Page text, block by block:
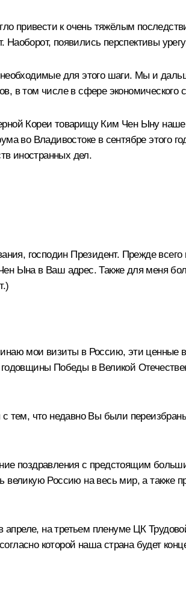
привести к очень тяжёлым
Наоборот, появились перспективы
для этого шаги. Мы и
в том числе в сфере экономического
Кореи товарищу Ким Чен Ыну
во Владивостоке в сентябре этого
иностранных дел.
господин Президент. Прежде всего
Ына в Ваш адрес. Также для меня
мои визиты в Россию, эти ценные
Победы в Великой
тем, что недавно Вы были
поздравления с предстоящим
Россию на весь мир, а также
апреле, на третьем пленуме ЦК
которой наша страна будет